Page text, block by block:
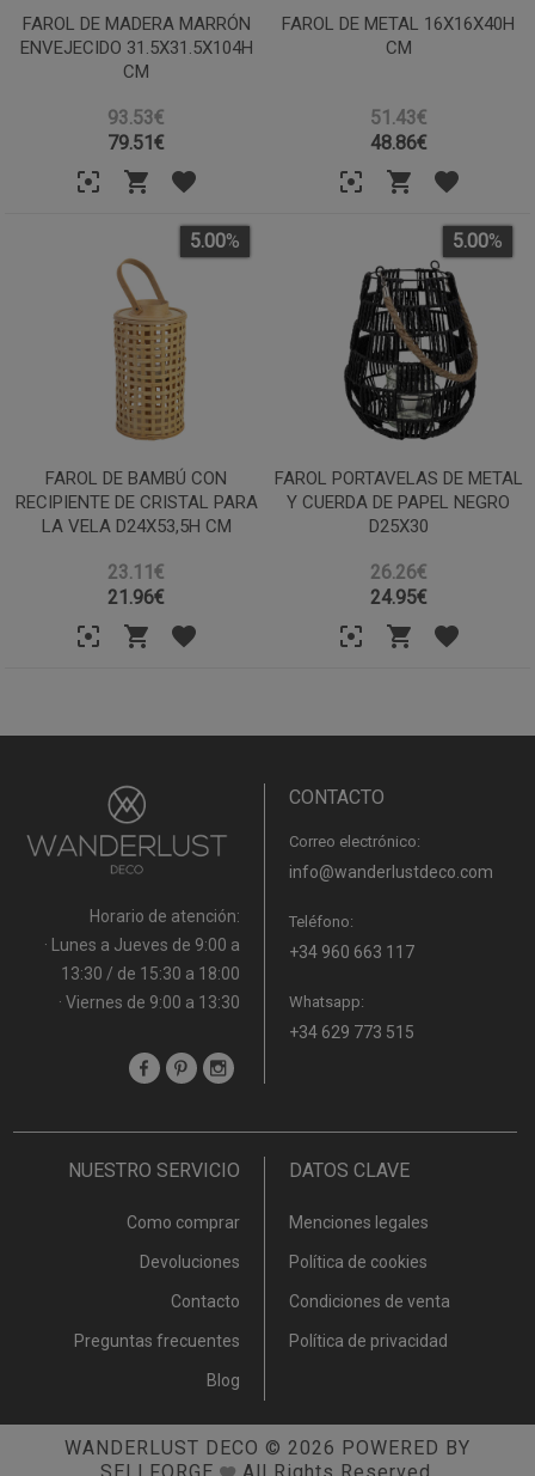
FAROL DE MADERA MARRÓN
ENVEJECIDO 31.5X31.5X104H
CM
93.53€
79.51€
FAROL DE METAL 16X16X40H
CM
51.43€
48.86€
FAROL DE BAMBÚ CON
RECIPIENTE DE CRISTAL PARA
LA VELA D24X53,5H CM
23.11€
5.00%
21.96€
FAROL PORTAVELAS DE METAL
Y CUERDA DE PAPEL NEGRO
D25X30
26.26€
5.00%
24.95€
Horario de atención:
· Lunes a Jueves de 9:00 a
13:30 / de 15:30 a 18:00
· Viernes de 9:00 a 13:30
CONTACTO
Correo electrónico:
info@wanderlustdeco.com
Teléfono:
+34 960 663 117
Whatsapp:
+34 629 773 515
NUESTRO SERVICIO
Como comprar
Devoluciones
Contacto
Preguntas frecuentes
Blog
DATOS CLAVE
Menciones legales
Política de cookies
Condiciones de venta
Política de privacidad
WANDERLUST DECO © 2026 POWERED BY